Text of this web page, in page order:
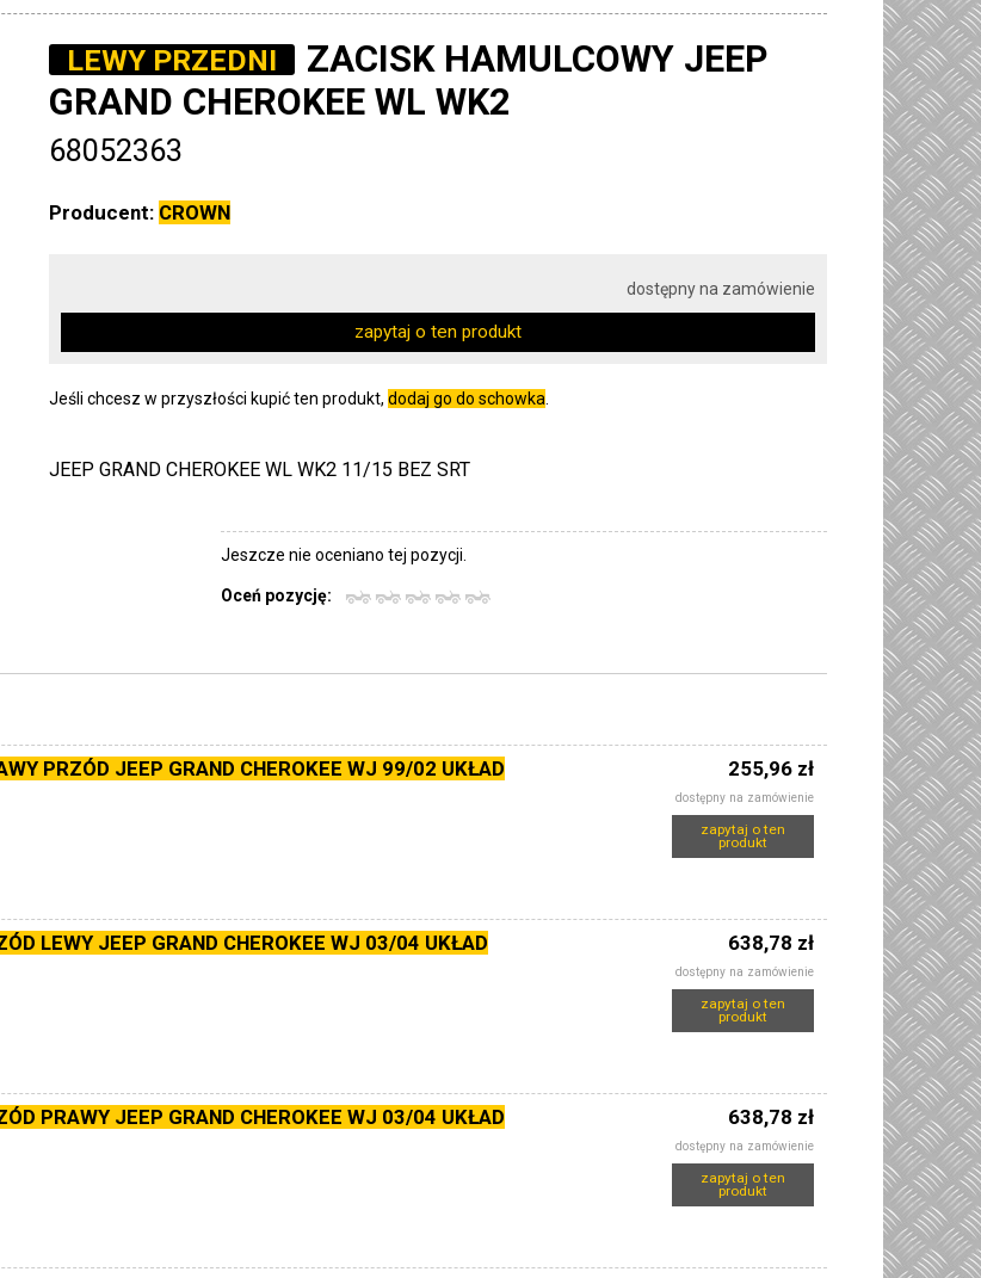
LEWY PRZEDNI
ZACISK HAMULCOWY JEEP
GRAND CHEROKEE WL WK2
68052363
Producent: CROWN
dostępny na zamówienie
zapytaj o ten produkt
Jeśli chcesz w przyszłości kupić ten produkt,dodaj go do schowka
JEEP GRAND CHEROKEE WL WK2 11/15 BEZ SRT
Jeszcze nie oceniano tej pozycji.
Oceń pozycję:
PRZÓD JEEP GRAND CHEROKEE WJ 99/02 UKŁAD
255,96 zł
dostępny na zamówienie
zapytaj o ten
produkt
LEWY JEEP GRAND CHEROKEE WJ 03/04 UKŁAD
638,78 zł
dostępny na zamówienie
zapytaj o ten
produkt
PRAWY JEEP GRAND CHEROKEE WJ 03/04 UKŁAD
638,78 zł
dostępny na zamówienie
zapytaj o ten
produkt